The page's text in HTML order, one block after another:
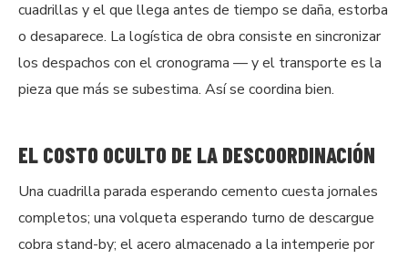
cuadrillas y el que llega antes de tiempo se daña, estorba
o desaparece. La logística de obra consiste en sincronizar
los despachos con el cronograma — y el transporte es la
pieza que más se subestima. Así se coordina bien.
EL COSTO OCULTO DE LA DESCOORDINACIÓN
Una cuadrilla parada esperando cemento cuesta jornales
completos; una volqueta esperando turno de descargue
cobra stand-by; el acero almacenado a la intemperie por